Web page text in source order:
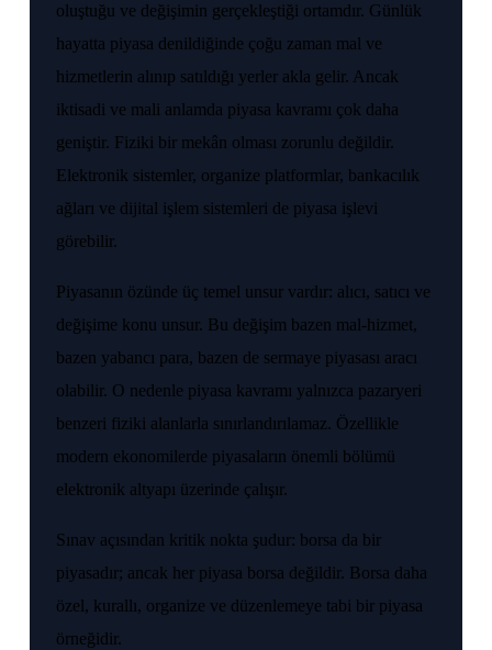
oluştuğu ve değişimin gerçekleştiği ortamdır. Günlük
hayatta piyasa denildiğinde çoğu zaman mal ve
hizmetlerin alınıp satıldığı yerler akla gelir. Ancak
iktisadi ve mali anlamda piyasa kavramı çok daha
geniştir. Fiziki bir mekân olması zorunlu değildir.
Elektronik sistemler, organize platformlar, bankacılık
ağları ve dijital işlem sistemleri de piyasa işlevi
görebilir.
Piyasanın özünde üç temel unsur vardır: alıcı, satıcı ve
değişime konu unsur. Bu değişim bazen mal-hizmet,
bazen yabancı para, bazen de sermaye piyasası aracı
olabilir. O nedenle piyasa kavramı yalnızca pazaryeri
benzeri fiziki alanlarla sınırlandırılamaz. Özellikle
modern ekonomilerde piyasaların önemli bölümü
elektronik altyapı üzerinde çalışır.
Sınav açısından kritik nokta şudur: borsa da bir
piyasadır; ancak her piyasa borsa değildir. Borsa daha
özel, kurallı, organize ve düzenlemeye tabi bir piyasa
örneğidir.